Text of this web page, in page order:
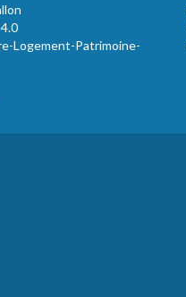
Logement-Patrimoine-